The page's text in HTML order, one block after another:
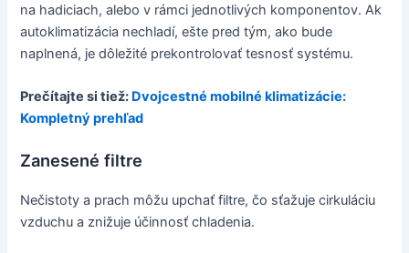
na hadiciach, alebo v rámci jednotlivých komponentov. Ak
autoklimatizácia nechladí, ešte pred tým, ako bude
naplnená, je dôležité prekontrolovať tesnosť systému.
Prečítajte si tiež: Dvojcestné mobilné klimatizácie:
Kompletný prehľad
Zanesené filtre
Nečistoty a prach môžu upchať filtre, čo sťažuje cirkuláciu
vzduchu a znižuje účinnosť chladenia.